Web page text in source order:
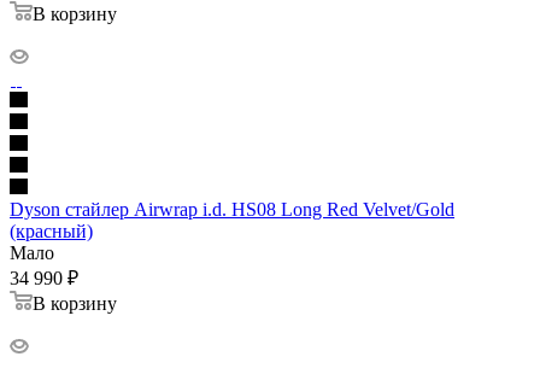
В корзину
Dyson стайлер Airwrap i.d. HS08 Long Red Velvet/Gold
(красный)
Мало
34 990 ₽
В корзину